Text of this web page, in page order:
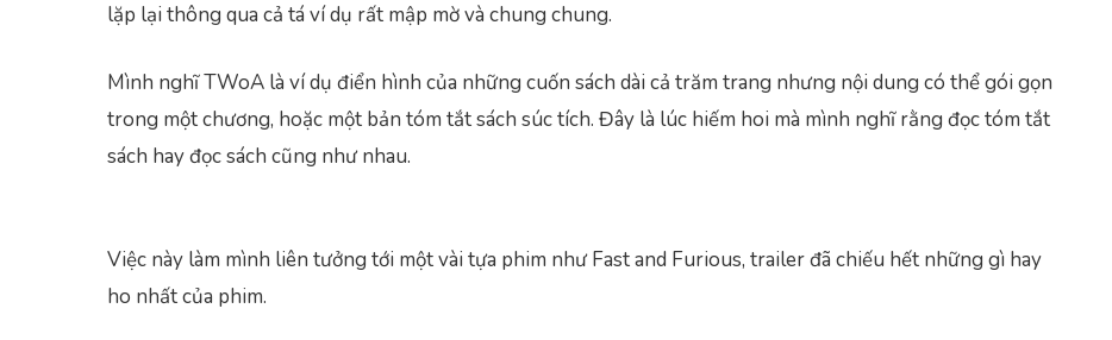
lặp lại thông qua cả tá ví dụ rất mập mờ và chung chung.
Mình nghĩ TWoA là ví dụ điển hình của những cuốn sách dài cả trăm trang nhưng nội dung có thể gói gọn
trong một chương, hoặc một bản tóm tắt sách súc tích. Đây là lúc hiếm hoi mà mình nghĩ rằng đọc tóm tắt
sách hay đọc sách cũng như nhau.
Việc này làm mình liên tưởng tới một vài tựa phim như Fast and Furious, trailer đã chiếu hết những gì hay
ho nhất của phim.